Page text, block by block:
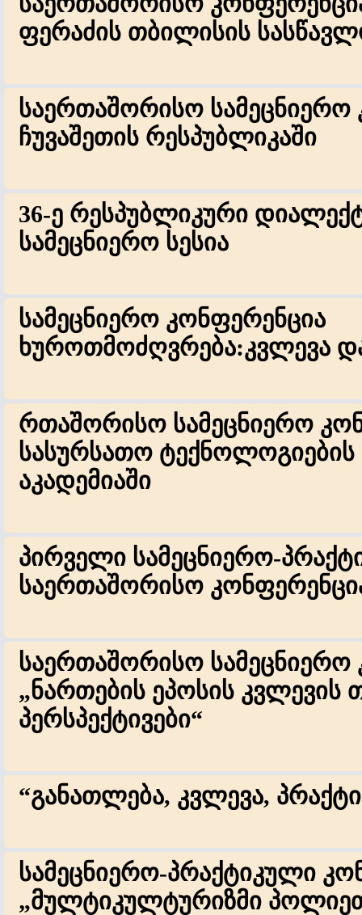
ფერაძის თბილისის
საერთაშორისო სამეცნიერო
ჩუვაშეთის რესპუბლიკაში
36-ე რესპუბლიკური
სამეცნიერო სესია
სამეცნიერო კონფერენცია
ხუროთმოძღვრება:კვლევა
რთაშორისო სამეცნიერო
სასურსათო
აკადემიაში
პირველი სამეცნიერო-
საერთაშორისო
საერთაშორისო სამეცნიერო
„ნართების ეპოსის კვლევის
პერსპექტივები“
“განათლება, კვლევა,
სამეცნიერო-პრაქტიკული
„მულტიკულტურიზმი